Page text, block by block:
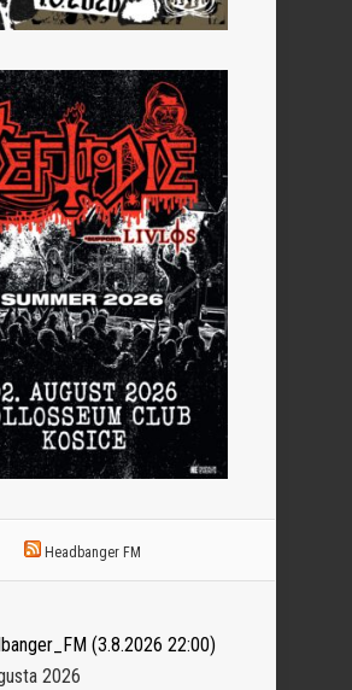
Headbanger FM
(3.8.2026 22:00)
2026